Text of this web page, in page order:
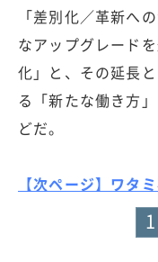
「差別化／革新へ
なアップグレード
化」と、その延長
る「新たな働き方
どだ。
【次ページ】ワタ
1